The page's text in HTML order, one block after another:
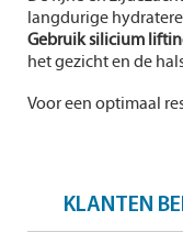
langdurige
Gebruik silicium
het gezicht en de
Voor een optimaal
KLANTEN